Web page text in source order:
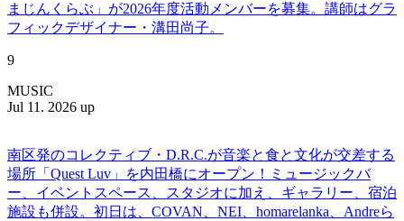
まじんくらぶ」が2026年度活動メンバーを募集。講師はグラ
フィックデザイナー・溝田尚子。
9
MUSIC
Jul 11. 2026 up
南区発のコレクティブ・D.R.C.が⾳楽と⾷と⽂化が交差する
場所「Quest Luv」を内田橋にオープン！ミュージックバ
ー、イベントスペース、スタジオに加え、ギャラリー、宿泊
施設も併設。初日は、COVAN、NEI、homarelanka、Andreら